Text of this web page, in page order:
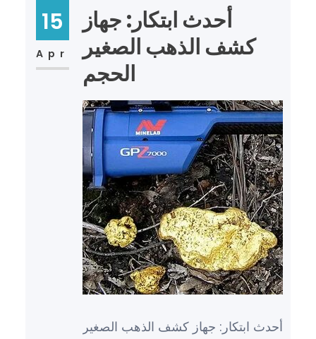
15
Apr
أحدث ابتكار: جهاز
كشف الذهب الصغير
الحجم
أحدث ابتكار: جهاز كشف الذهب الصغير